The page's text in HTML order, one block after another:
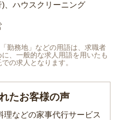
、ハウスクリーニング
勤務地」などの用語は、求職者
、一般的な求人用語を用いたも
の求人となります。
たお客様の声
などの家事代行サービス